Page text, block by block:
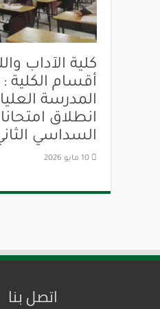
كلية الآداب
أقسام الكلية
المدرسة
انطلاق
السداسي
10 مايو 2026
اتصل بنا